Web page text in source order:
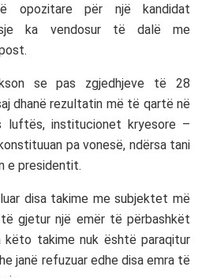
opozitare për një kandidat
ka vendosur të dalë me
se pas zgjedhjeve të 28
dhanë rezultatin më të qartë në
luftës, institucionet kryesore –
pa vonesë, ndërsa tani
e presidentit.
disa takime me subjektet më
gjetur një emër të përbashkët
takime nuk është paraqitur
janë refuzuar edhe disa emra të